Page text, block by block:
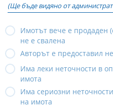
(Ще бъде видяно от
Имотът вече е продаден
не е свалена
Авторът е предоставил
Има леки неточности в
имота
Има сериозни
на имота